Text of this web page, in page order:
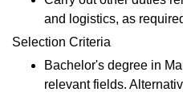
and logistics, as
Selection Criteria
Bachelor's degree in
relevant fields.